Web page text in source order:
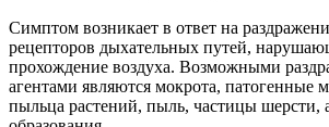
Симптом возникает в ответ на
рецепторов дыхательных путей,
прохождение воздуха. Возможными
агентами являются мокрота, патогенные
пыльца растений, пыль, частицы шерсти,